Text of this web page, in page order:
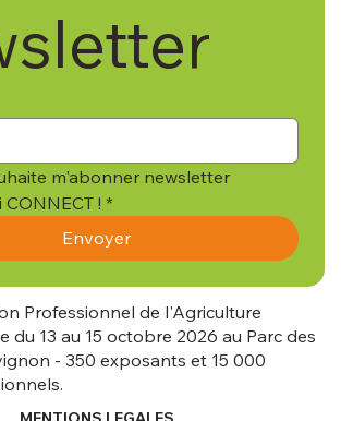
Professionnel de l'Agriculture
du 13 au 15 octobre 2026 au Parc des
- 350 exposants et 15 000
m'abonner newsletter
! *
Envoyer